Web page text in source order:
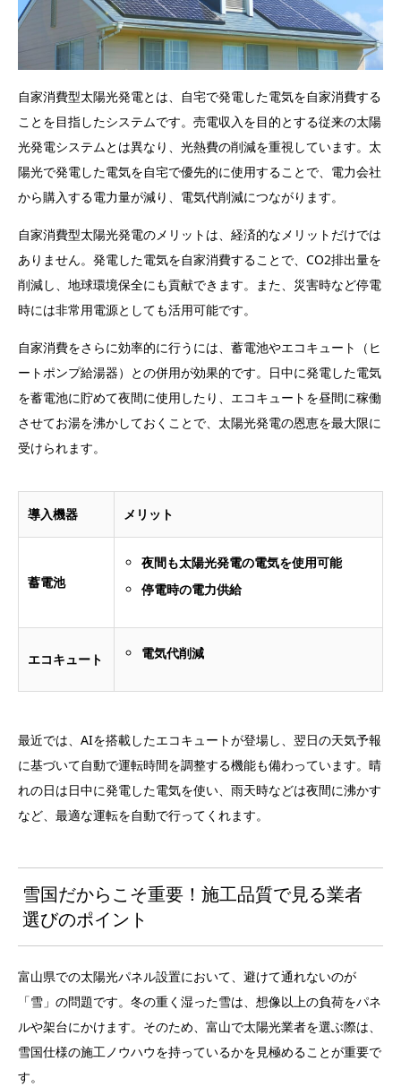
自家消費型太陽光発電とは、自宅で発電した電気を自家消費する
ことを目指したシステムです。売電収入を目的とする従来の太陽
光発電システムとは異なり、光熱費の削減を重視しています。太
陽光で発電した電気を自宅で優先的に使用することで、電力会社
から購入する電力量が減り、電気代削減につながります。
自家消費型太陽光発電のメリットは、経済的なメリットだけでは
ありません。発電した電気を自家消費することで、CO2排出量を
削減し、地球環境保全にも貢献できます。また、災害時など停電
時には非常用電源としても活用可能です。
自家消費をさらに効率的に行うには、蓄電池やエコキュート（ヒ
ートポンプ給湯器）との併用が効果的です。日中に発電した電気
を蓄電池に貯めて夜間に使用したり、エコキュートを昼間に稼働
させてお湯を沸かしておくことで、太陽光発電の恩恵を最大限に
受けられます。
導入機器 メリット
蓄電池
夜間も太陽光発電の電気を使用可能
停電時の電力供給
エコキュート 電気代削減
最近では、AIを搭載したエコキュートが登場し、翌日の天気予報
に基づいて自動で運転時間を調整する機能も備わっています。晴
れの日は日中に発電した電気を使い、雨天時などは夜間に沸かす
など、最適な運転を自動で行ってくれます。
雪国だからこそ重要！施工品質で見る業者
選びのポイント
富山県での太陽光パネル設置において、避けて通れないのが
「雪」の問題です。冬の重く湿った雪は、想像以上の負荷をパネ
ルや架台にかけます。そのため、富山で太陽光業者を選ぶ際は、
雪国仕様の施工ノウハウを持っているかを見極めることが重要で
す。